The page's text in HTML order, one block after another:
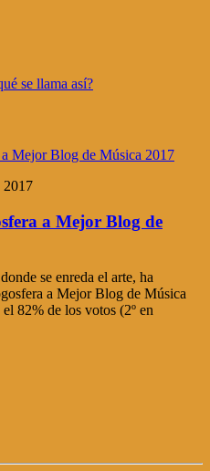
2017
a Mejor Blog de
se enreda el arte, ha
a Mejor Blog de Música
82% de los votos (2º en